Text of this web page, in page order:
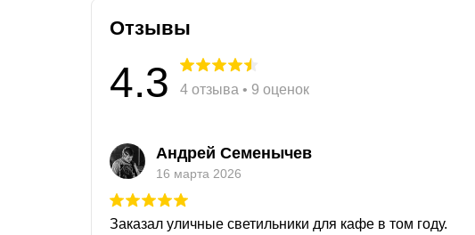
Отзывы
4.3 4 отзыва • 9 оценок
Андрей Семенычев
16 марта 2026
Заказал уличные светильники для кафе в том году.